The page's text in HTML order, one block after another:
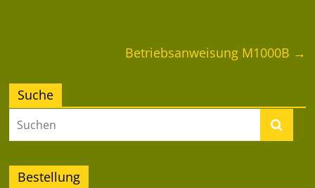
Betriebsanweisung M1000B →
Suche
Bestellung